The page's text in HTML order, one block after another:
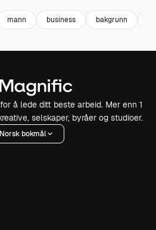
mann business bakgrunn
å lede ditt beste arbeid. Mer enn 1
selskaper, byråer og studioer.
Norsk bokmål